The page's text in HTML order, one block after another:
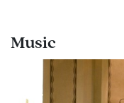
Music